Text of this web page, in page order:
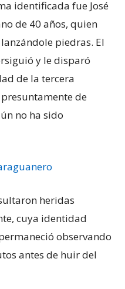
identificada fue José
de 40 años, quien
piedras. El
y le disparó
de la tercera
de
no ha sido
heridas
cuya identidad
observando
antes de huir del